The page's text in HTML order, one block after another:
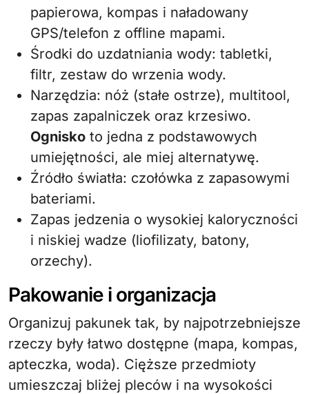
papierowa, kompas i naładowany
GPS/telefon z offline mapami.
Środki do uzdatniania wody: tabletki,
filtr, zestaw do wrzenia wody.
Narzędzia: nóż (stałe ostrze), multitool,
zapas zapalniczek oraz krzesiwo.
Ognisko to jedna z podstawowych
umiejętności, ale miej alternatywę.
Źródło światła: czołówka z zapasowymi
bateriami.
Zapas jedzenia o wysokiej kaloryczności
i niskiej wadze (liofilizaty, batony,
orzechy).
Pakowanie i organizacja
Organizuj pakunek tak, by najpotrzebniejsze
rzeczy były łatwo dostępne (mapa, kompas,
apteczka, woda). Cięższe przedmioty
umieszczaj bliżej pleców i na wysokości